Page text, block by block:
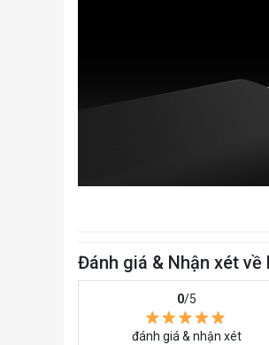
Đánh giá & Nhận xét
0/5
đánh giá & nhận xét